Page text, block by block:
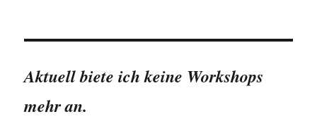
R-
in
Intermediate
Aktuell biete ich keine Workshops
mehr an.